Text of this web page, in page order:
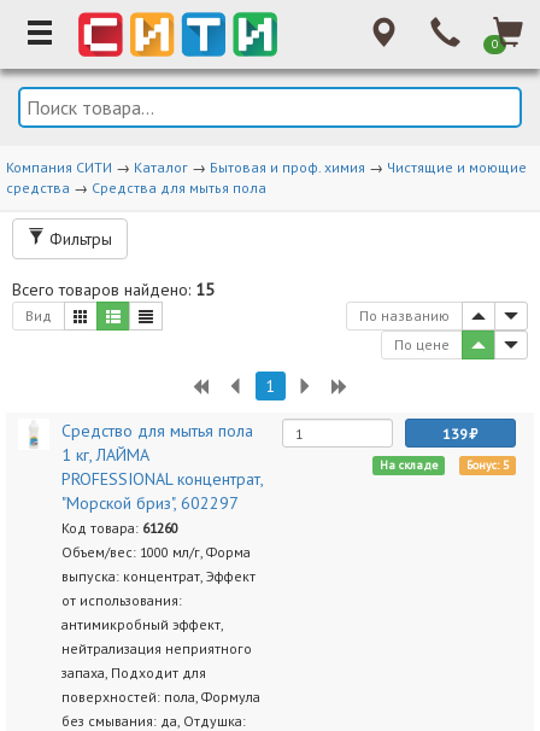
0
Компания СИТИ → Каталог → Бытовая и проф. химия → Чистящие и моющие
средства → Средства для мытья пола
Фильтры
Всего товаров найдено: 15
Вид
По названию
По цене
1
Средство для мытья пола
1 кг, ЛАЙМА
PROFESSIONAL концентрат,
"Морской бриз", 602297
Код товара: 61260
Объем/вес: 1000 мл/г, Форма
выпуска: концентрат, Эффект
от использования:
антимикробный эффект,
нейтрализация неприятного
запаха, Подходит для
поверхностей: пола, Формула
без смывания: да, Отдушка:
139
На складе Бонус: 5